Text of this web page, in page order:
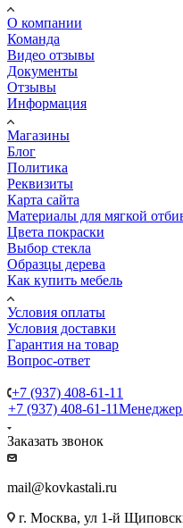
О компании
Команда
Видео отзывы
Документы
Отзывы
Информация
Магазины
Блог
Политика
Реквизиты
Карта сайта
Материалы для мягкой
Цвета покраски
Выбор стекла
Образцы дерева
Как купить мебель
Условия оплаты
Условия доставки
Гарантия на товар
Вопрос-ответ
+7 (937) 408-61-11
+7 (937) 408-61-11
Заказать звонок
mail@kovkastali.ru
г. Москва, ул 1-й